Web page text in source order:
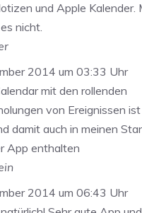
und Apple Kalender.
nicht.
2014 um 03:33 Uhr
mit den rollenden
von Ereignissen
damit auch in meinen
App enthalten
2014 um 06:43 Uhr